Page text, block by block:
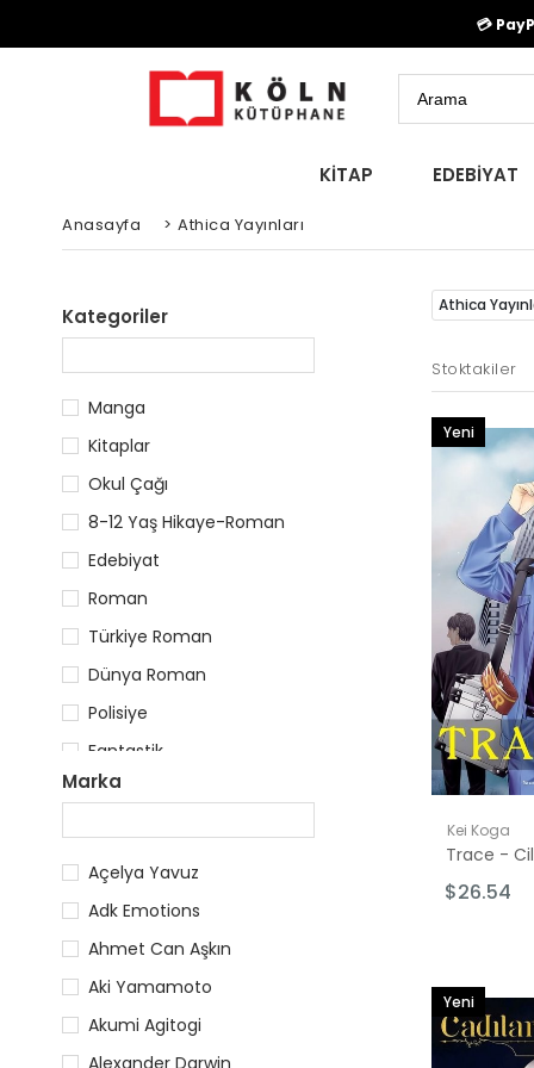
💳
KİTAP EDEBİYAT
Anasayfa > Athica Yayınları
Kategoriler
Manga
Kitaplar
Okul Çağı
8-12 Yaş Hikaye-Roman
Edebiyat
Roman
Türkiye Roman
Dünya Roman
Polisiye
Fantastik
Korku/Gerilim
Korku Kitapları & Gerilim Kitapları
Öne Çıkanlar
Aksiyon & Romantik
Marka
Açelya Yavuz
Adk Emotions
Ahmet Can Aşkın
Aki Yamamoto
Akumi Agitogi
Alexander Darwin
Athica
Stoktakiler
Kei Koga
Trace -
$26.54
Yeni
Ürün
Yeni
Ürün